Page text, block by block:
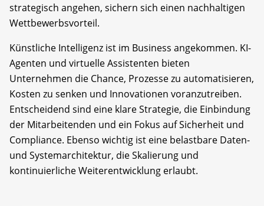
strategisch angehen, sichern sich einen nachhaltigen
Wettbewerbsvorteil.
Künstliche Intelligenz ist im Business angekommen. KI-
Agenten und virtuelle Assistenten bieten
Unternehmen die Chance, Prozesse zu automatisieren,
Kosten zu senken und Innovationen voranzutreiben.
Entscheidend sind eine klare Strategie, die Einbindung
der Mitarbeitenden und ein Fokus auf Sicherheit und
Compliance. Ebenso wichtig ist eine belastbare Daten-
und Systemarchitektur, die Skalierung und
kontinuierliche Weiterentwicklung erlaubt.